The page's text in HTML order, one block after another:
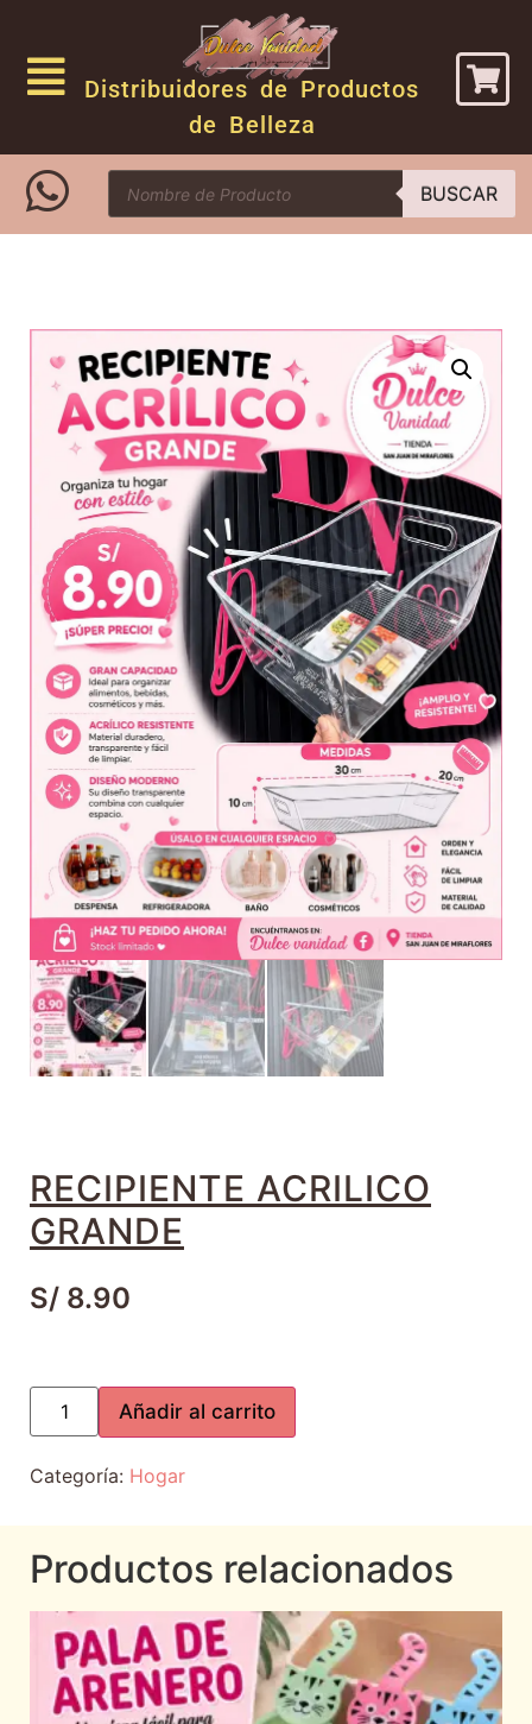
Distribuidores de Productos
de Belleza
BUSCAR
RECIPIENTE ACRILICO
GRANDE
S/ 8.90
Añadir al carrito
Categoría: Hogar
Productos relacionados